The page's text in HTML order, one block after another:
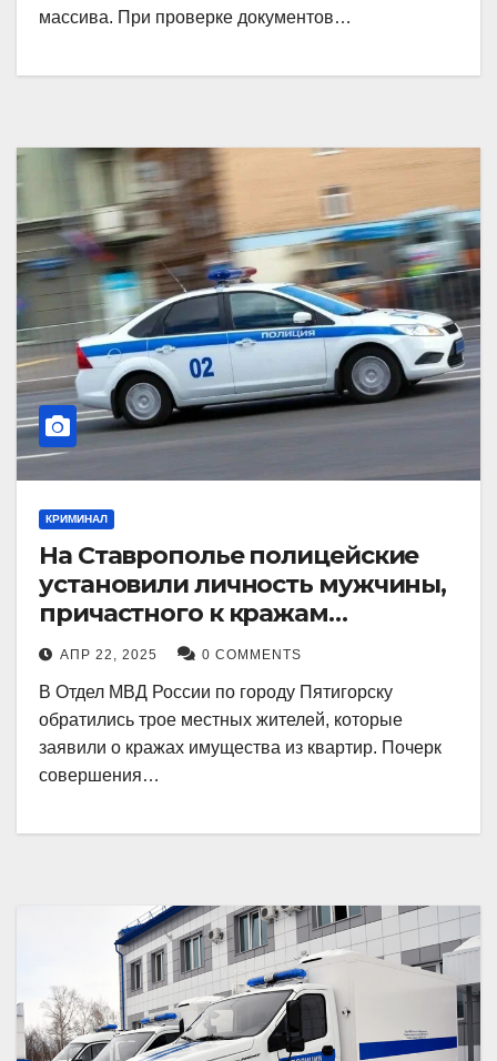
массива. При проверке документов…
КРИМИНАЛ
На Ставрополье полицейские
установили личность мужчины,
причастного к кражам
имущества из квартир в
Пятигорске
АПР 22, 2025 0 COMMENTS
В Отдел МВД России по городу Пятигорску
обратились трое местных жителей, которые
заявили о кражах имущества из квартир. Почерк
совершения…